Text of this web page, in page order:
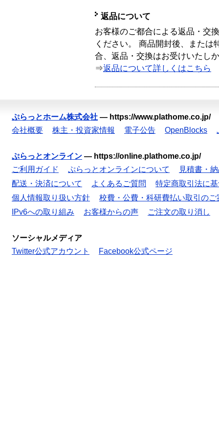
返品について
お客様のご都合による返品・交
ください。 商品開封後、または
合、返品・交換はお受けいたし
⇒返品について詳しくはこちら
ぷらっとホーム株式会社 — https://www.plathome.co.jp/
会社概要
株主・投資家情報 電子公告 OpenBlocks
ぷらっとオンライン — https://online.plathome.co.jp/
ご利用ガイド
ぷらっとオンラインについて
見積書・
配送・決済について
よくあるご質問
特定商取引法に
個人情報取り扱い方針
校費・公費・科研費払い取引のご
IPv6への取り組み
お客様からの声 ご注文の取り消し
ソーシャルメディア
Twitter公式アカウント
Facebook公式ページ